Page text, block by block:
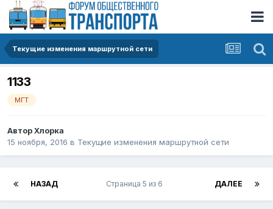
Текущие изменения маршрутной сети
1133
МГТ
АвторХлорка
15 ноября, 2016 в Текущие изменения маршрутной сети
НАЗАД ДАЛЕЕ
Страница 5 из 6